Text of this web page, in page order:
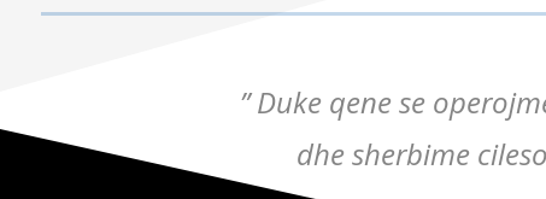
” Duke qene se
dhe sherbime